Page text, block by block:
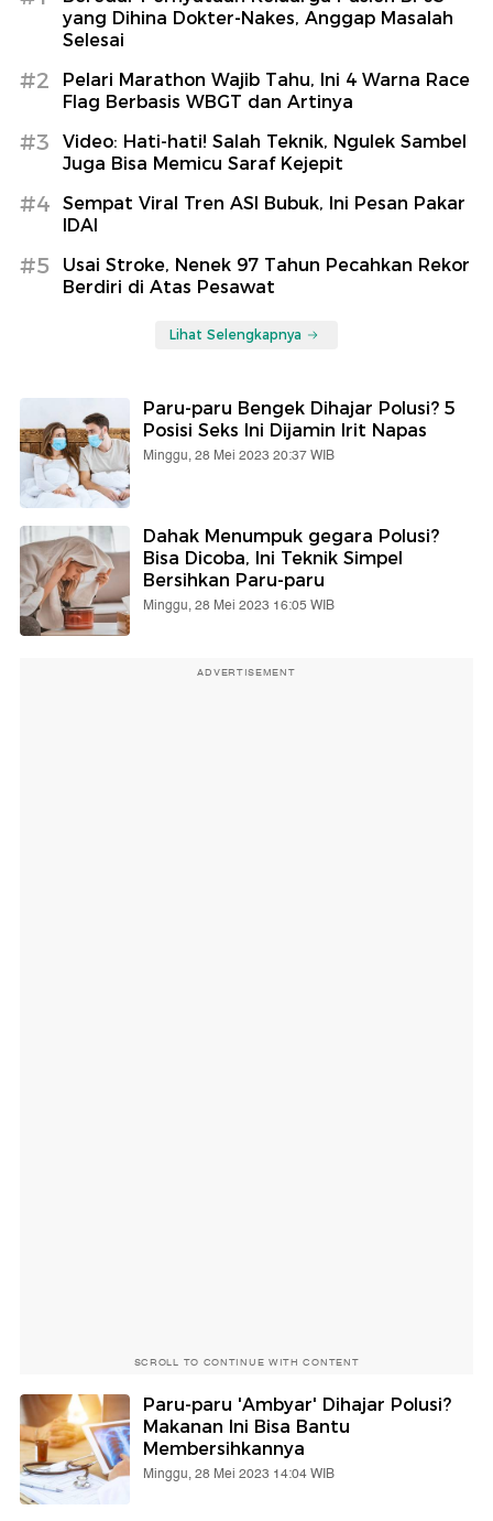
yang Dihina Dokter-Nakes, Anggap Masalah
Selesai
#2
Pelari Marathon Wajib Tahu, Ini 4 Warna Race
Flag Berbasis WBGT dan Artinya
#3
Video: Hati-hati! Salah Teknik, Ngulek Sambel
Juga Bisa Memicu Saraf Kejepit
#4
Sempat Viral Tren ASI Bubuk, Ini Pesan Pakar
IDAI
#5
Usai Stroke, Nenek 97 Tahun Pecahkan Rekor
Berdiri di Atas Pesawat
Lihat Selengkapnya
Paru-paru Bengek Dihajar Polusi? 5
Posisi Seks Ini Dijamin Irit Napas
Minggu, 28 Mei 2023 20:37 WIB
Dahak Menumpuk gegara Polusi?
Bisa Dicoba, Ini Teknik Simpel
Bersihkan Paru-paru
Minggu, 28 Mei 2023 16:05 WIB
ADVERTISEMENT
SCROLL TO CONTINUE WITH CONTENT
Paru-paru 'Ambyar' Dihajar Polusi?
Makanan Ini Bisa Bantu
Membersihkannya
Minggu, 28 Mei 2023 14:04 WIB